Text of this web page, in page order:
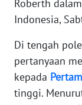
Roberth
Indonesia,
Di tengah
pertanyaan
kepada
tinggi.
News
WN
SUMUT